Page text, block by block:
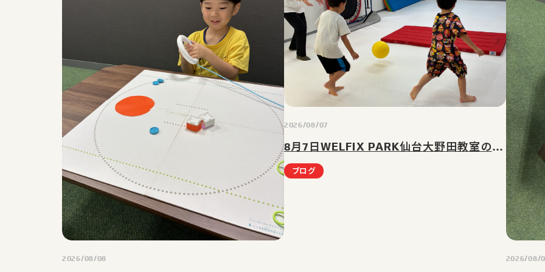
2026/08/08
2026/08/07
8月7日WELFIX PARK仙台大野田教室の様子｜仙台市太白区(大野田・富沢・長町)の児童発達支援・放課後等デイサービス
ブログ
2026/08/